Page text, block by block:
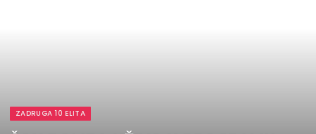
ZADRUGA 10 ELITA